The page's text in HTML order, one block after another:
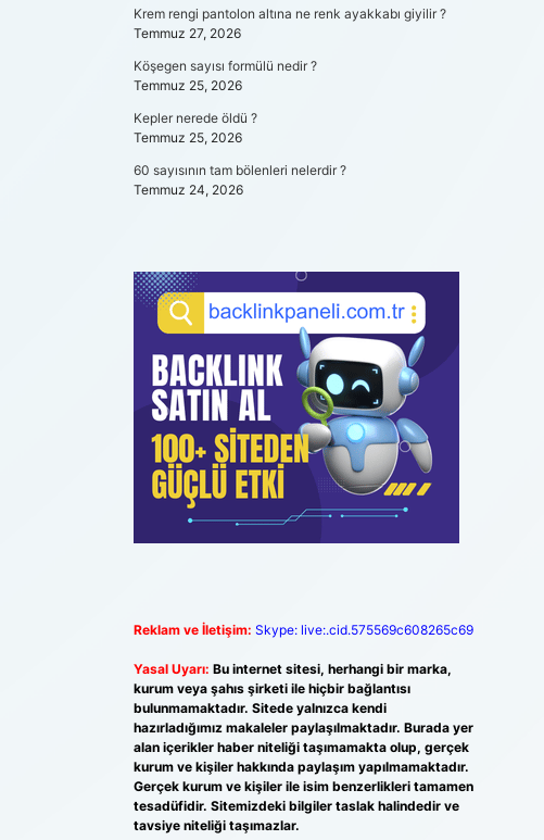
Krem rengi pantolon altına ne renk ayakkabı giyilir ?
Temmuz 27, 2026
Köşegen sayısı formülü nedir ?
Temmuz 25, 2026
Kepler nerede öldü ?
Temmuz 25, 2026
60 sayısının tam bölenleri nelerdir ?
Temmuz 24, 2026
Reklam ve İletişim: Skype: live:.cid.575569c608265c69
Yasal Uyarı: Bu internet sitesi, herhangi bir marka,
kurum veya şahıs şirketi ile hiçbir bağlantısı
bulunmamaktadır. Sitede yalnızca kendi
hazırladığımız makaleler paylaşılmaktadır. Burada yer
alan içerikler haber niteliği taşımamakta olup, gerçek
kurum ve kişiler hakkında paylaşım yapılmamaktadır.
Gerçek kurum ve kişiler ile isim benzerlikleri tamamen
tesadüfidir. Sitemizdeki bilgiler taslak halindedir ve
tavsiye niteliği taşımazlar.